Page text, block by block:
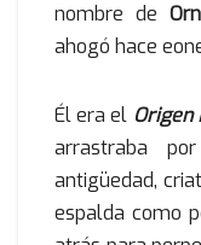
nombre de
ahogó hace
Él era el Origen
arrastraba
antigüedad,
espalda como